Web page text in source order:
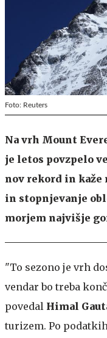
Foto: Reuters
Na vrh Mount
je letos povzpelo
nov rekord in
in stopnjevanje
morjem najvišje
"To sezono je vrh
vendar bo treba
povedal Himal
turizem. Po